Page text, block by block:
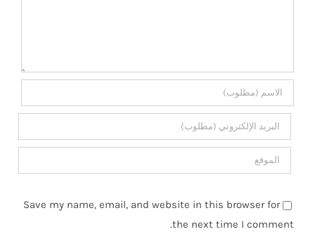
Save my name, email, and website in this browser for
the next time I comment.